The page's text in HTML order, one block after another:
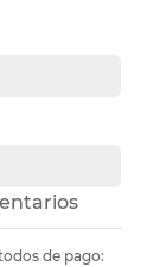
de pago: